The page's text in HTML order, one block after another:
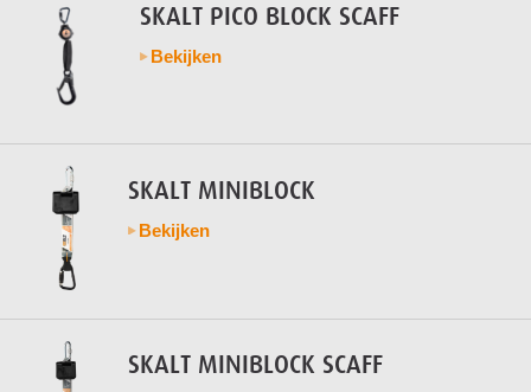
SKALT PICO BLOCK SCAFF
Bekijken
SKALT MINIBLOCK
Bekijken
SKALT MINIBLOCK SCAFF